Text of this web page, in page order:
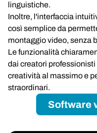
linguistiche.
Inoltre, l'interfaccia
così semplice da
montaggio video, senza
Le funzionalità
dai creatori
creatività al massimo e
straordinari.
Software